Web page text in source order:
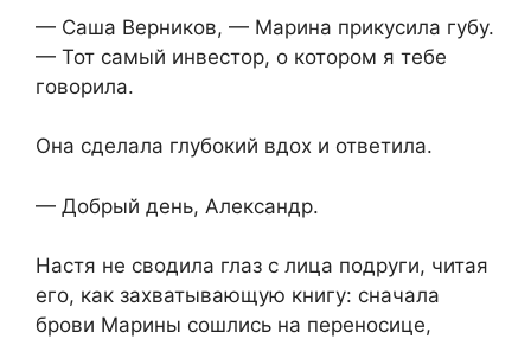
— Саша Верников, — Марина прикусила губу.
— Тот самый инвестор, о котором я тебе
говорила.
Она сделала глубокий вдох и ответила.
— Добрый день, Александр.
Настя не сводила глаз с лица подруги, читая
его, как захватывающую книгу: сначала
брови Марины сошлись на переносице,